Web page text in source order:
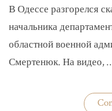
В Одессе разгорелся
начальника
областной военной
Смертенюк. На видео,